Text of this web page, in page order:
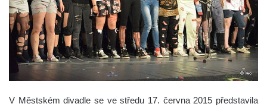
V Městském divadle se ve středu 17. června 2015 představila